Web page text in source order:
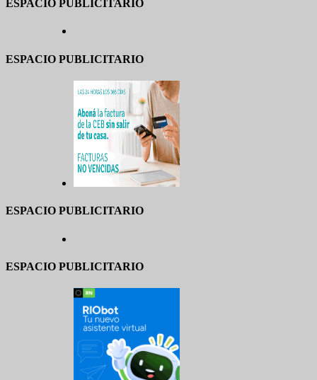
ESPACIO PUBLICITARIO
ESPACIO PUBLICITARIO
ESPACIO PUBLICITARIO
ESPACIO PUBLICITARIO